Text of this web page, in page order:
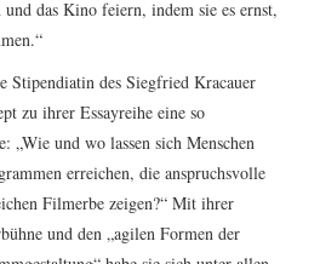
und das Kino feiern, indem sie es ernst,
Stipendiatin des Siegfried Kracauer
zu ihrer Essayreihe eine so
„Wie und wo lassen sich Menschen
erreichen, die anspruchsvolle
Filmerbe zeigen?“ Mit ihrer
und den „agilen Formen der